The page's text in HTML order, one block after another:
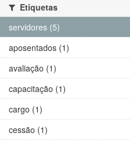
Etiquetas
servidores (5)
aposentados (1)
avaliação (1)
capacitação (1)
cargo (1)
cessão (1)